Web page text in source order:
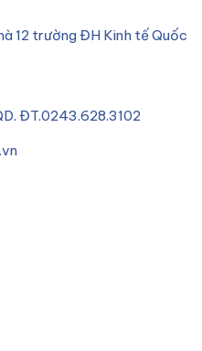
12 trường ĐH Kinh tế Quốc
ĐT.0243.628.3102